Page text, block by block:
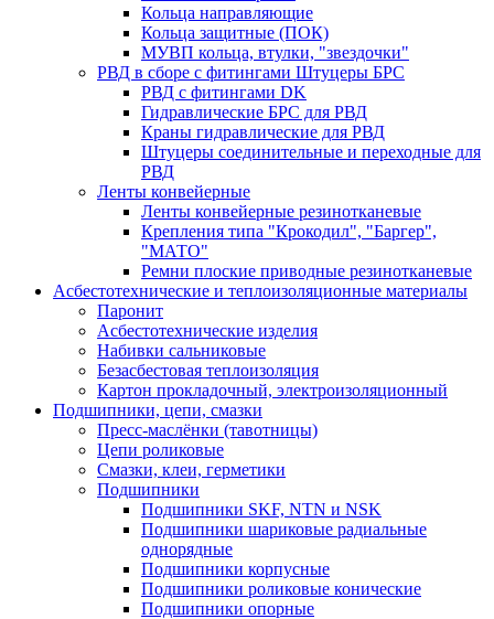
Кольца направляющие
Кольца защитные (ПОК)
МУВП кольца, втулки, "звездочки"
РВД в сборе с фитингами Штуцеры БРС
РВД с фитингами DK
Гидравлические БРС для РВД
Краны гидравлические для РВД
Штуцеры соединительные и переходные для
РВД
Ленты конвейерные
Ленты конвейерные резинотканевые
Крепления типа "Крокодил", "Баргер",
"МАТО"
Ремни плоские приводные резинотканевые
Асбестотехнические и теплоизоляционные материалы
Паронит
Асбестотехнические изделия
Набивки сальниковые
Безасбестовая теплоизоляция
Картон прокладочный, электроизоляционный
Подшипники, цепи, смазки
Пресс-маслёнки (тавотницы)
Цепи роликовые
Смазки, клеи, герметики
Подшипники
Подшипники SKF, NTN и NSK
Подшипники шариковые радиальные
однорядные
Подшипники корпусные
Подшипники роликовые конические
Подшипники опорные